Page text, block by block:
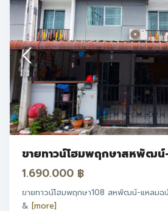
ขายทาวน์โฮมพฤกษาสหพัฒ
1.690.000 ฿
ขายทาวน์โฮมพฤกษา108 สหพัฒน์-แ
& [more]